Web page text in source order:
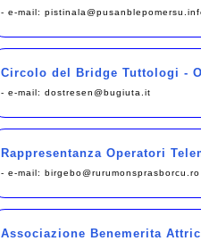
- e-mail:
Circolo del Bridge Tuttologi -
- e-mail: dostresen@bugiuta.it
Rappresentanza Operatori
- e-mail: birgebo@rurumonsprasborcu.ro
Associazione Benemerita